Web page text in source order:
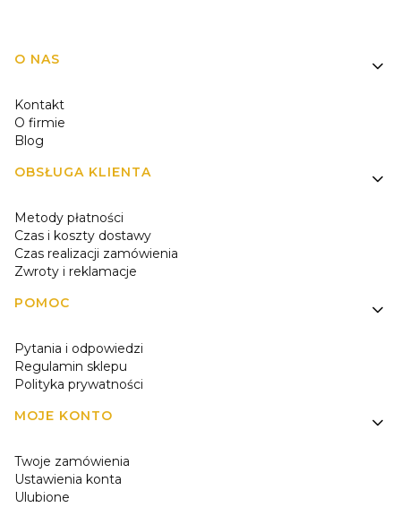
Linki w stopce
O NAS
Kontakt
O firmie
Blog
OBSŁUGA KLIENTA
Metody płatności
Czas i koszty dostawy
Czas realizacji zamówienia
Zwroty i reklamacje
POMOC
Pytania i odpowiedzi
Regulamin sklepu
Polityka prywatności
MOJE KONTO
Twoje zamówienia
Ustawienia konta
Ulubione